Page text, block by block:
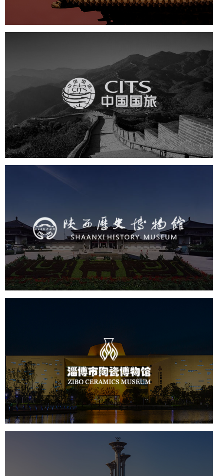
中国国旅
旅游休闲 电商网站 网站建设
文化艺术 博物馆 智慧博物馆
博物馆网站建设
景区网站建设
淄博市陶瓷博物馆
文化艺术 博物馆 智慧博物馆
博物馆网站建设
景区网站建设
奥体森林公园